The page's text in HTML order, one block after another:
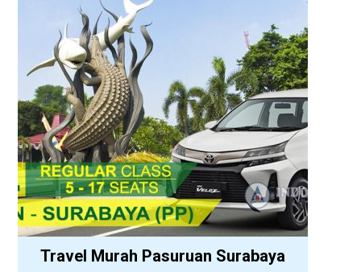
Travel Murah Pasuruan Surabaya